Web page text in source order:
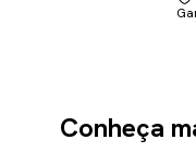
Conheça